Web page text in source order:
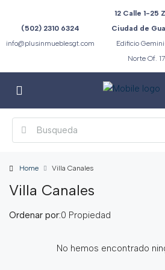
(502) 2310 6324
info@plusinmueblesgt.com
12 Calle 1-25
Ciudad de
Edificio
Norte Of.
Home Villa Canales
Villa Canales
0 Propiedad
Ordenar por:
No hemos encontrado